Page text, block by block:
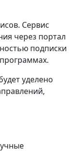
Сервис
через портал
подписки
уделено